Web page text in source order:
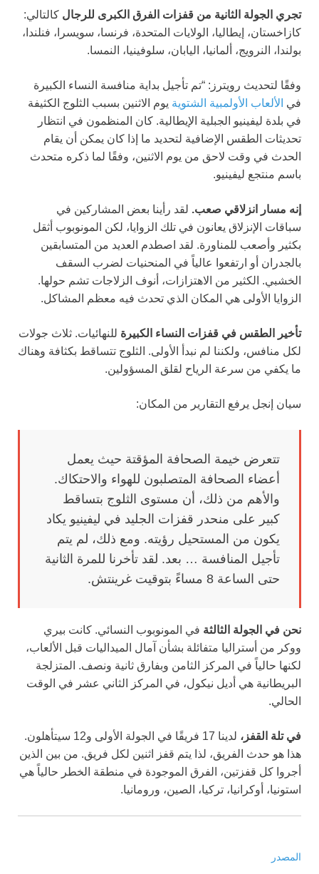
تجري الجولة الثانية من قفزات الفرق الكبرى للرجال كالتالي:
كازاخستان، إيطاليا، الولايات المتحدة، فرنسا، سويسرا، فنلندا،
بولندا، النرويج، ألمانيا، اليابان، سلوفينيا، النمسا.
وفقًا لتحديث رويترز: “تم تأجيل بداية منافسة النساء الكبيرة
في الألعاب الأولمبية الشتوية يوم الاثنين بسبب الثلوج الكثيفة
في بلدة ليفينيو الجبلية الإيطالية. كان المنظمون في انتظار
تحديثات الطقس الإضافية لتحديد ما إذا كان يمكن أن يقام
الحدث في وقت لاحق من يوم الاثنين، وفقًا لما ذكره متحدث
باسم منتجع ليفينيو.
إنه مسار انزلاقي صعب. لقد رأينا بعض المشاركين في
سباقات الإنزلاق يعانون في تلك الزوايا، لكن المونوبوب أثقل
بكثير وأصعب للمناورة. لقد اصطدم العديد من المتسابقين
بالجدران أو ارتفعوا عالياً في المنحنيات لضرب السقف
الخشبي. الكثير من الاهتزازات، أنوف الزلاجات تشم حولها.
الزوايا الأولى هي المكان الذي تحدث فيه معظم المشاكل.
تأخير الطقس في قفزات النساء الكبيرة للنهائيات. ثلاث جولات
لكل منافس، ولكننا لم نبدأ الأولى. الثلوج تتساقط بكثافة وهناك
ما يكفي من سرعة الرياح لقلق المسؤولين.
سيان إنجل يرفع التقارير من المكان:
تتعرض خيمة الصحافة المؤقتة حيث يعمل
أعضاء الصحافة المتصلبون للهواء والاحتكاك.
والأهم من ذلك، أن مستوى الثلوج بتساقط
كبير على منحدر قفزات الجليد في ليفينيو يكاد
يكون من المستحيل رؤيته. ومع ذلك، لم يتم
تأجيل المنافسة … بعد. لقد تأخرنا للمرة الثانية
حتى الساعة 8 مساءً بتوقيت غرينتش.
نحن في الجولة الثالثة في المونوبوب النسائي. كانت بيري
ووكر من أستراليا متفائلة بشأن آمال الميداليات قبل الألعاب،
لكنها حالياً في المركز الثامن وبفارق ثانية ونصف. المتزلجة
البريطانية هي أديل نيكول، في المركز الثاني عشر في الوقت
الحالي.
في تلة القفز،
لدينا 17 فريقًا في الجولة الأولى و12 سيتأهلون.
هذا هو حدث الفريق، لذا يتم قفز اثنين لكل فريق. من بين الذين
أجروا كل قفزتين، الفرق الموجودة في منطقة الخطر حالياً هي
استونيا، أوكرانيا، تركيا، الصين، ورومانيا.
المصدر